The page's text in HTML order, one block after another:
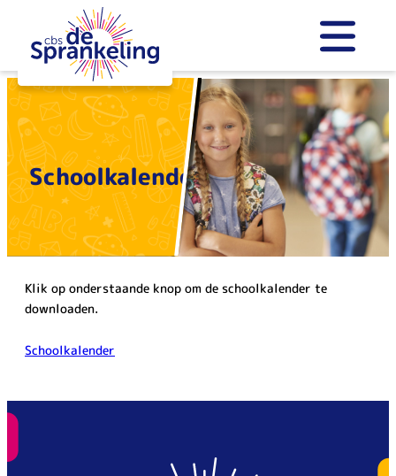
content
Schoolkalender
Klik op onderstaande knop om de schoolkalender te
downloaden.
Schoolkalender